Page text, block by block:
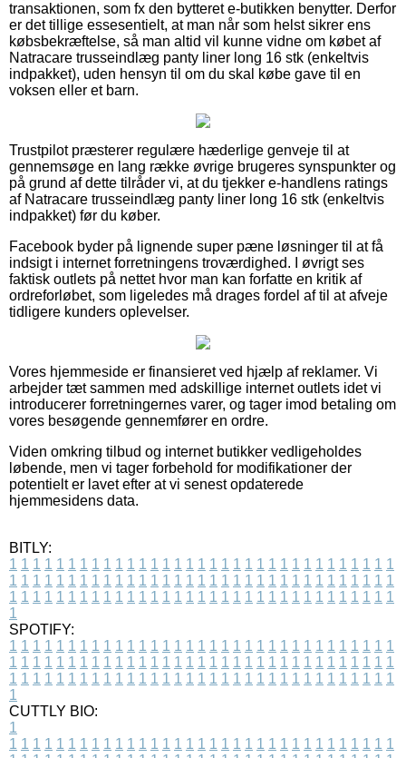
transaktionen, som fx den bytteret e-butikken benytter. Derfor
er det tillige essesentielt, at man når som helst sikrer ens
købsbekræftelse, så man altid vil kunne vidne om købet af
Natracare trusseindlæg panty liner long 16 stk (enkeltvis
indpakket), uden hensyn til om du skal købe gave til en
voksen eller et barn.
Trustpilot præsterer regulære hæderlige genveje til at
gennemsøge en lang række øvrige brugeres synspunkter og
på grund af dette tilråder vi, at du tjekker e-handlens ratings
af Natracare trusseindlæg panty liner long 16 stk (enkeltvis
indpakket) før du køber.
Facebook byder på lignende super pæne løsninger til at få
indsigt i internet forretningens troværdighed. I øvrigt ses
faktisk outlets på nettet hvor man kan forfatte en kritik af
ordreforløbet, som ligeledes må drages fordel af til at afveje
tidligere kunders oplevelser.
Vores hjemmeside er finansieret ved hjælp af reklamer. Vi
arbejder tæt sammen med adskillige internet outlets idet vi
introducerer forretningernes varer, og tager imod betaling om
vores besøgende gennemfører en ordre.
Viden omkring tilbud og internet butikker vedligeholdes
løbende, men vi tager forbehold for modifikationer der
potentielt er lavet efter at vi senest opdaterede
hjemmesidens data.
BITLY:
1 1 1 1 1 1 1 1 1 1 1 1 1 1 1 1 1 1 1 1 1 1 1 1 1 1 1 1 1 1 1 1 1
1 1 1 1 1 1 1 1 1 1 1 1 1 1 1 1 1 1 1 1 1 1 1 1 1 1 1 1 1 1 1 1 1
1 1 1 1 1 1 1 1 1 1 1 1 1 1 1 1 1 1 1 1 1 1 1 1 1 1 1 1 1 1 1 1 1
1
SPOTIFY:
1 1 1 1 1 1 1 1 1 1 1 1 1 1 1 1 1 1 1 1 1 1 1 1 1 1 1 1 1 1 1 1 1
1 1 1 1 1 1 1 1 1 1 1 1 1 1 1 1 1 1 1 1 1 1 1 1 1 1 1 1 1 1 1 1 1
1 1 1 1 1 1 1 1 1 1 1 1 1 1 1 1 1 1 1 1 1 1 1 1 1 1 1 1 1 1 1 1 1
1
CUTTLY BIO:
1
1 1 1 1 1 1 1 1 1 1 1 1 1 1 1 1 1 1 1 1 1 1 1 1 1 1 1 1 1 1 1 1 1